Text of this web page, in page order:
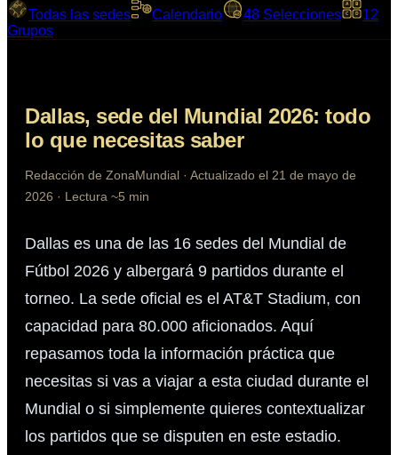
Todas las sedes Calendario 48 48 Selecciones
A
B
C
D
12
Grupos
Dallas, sede del Mundial 2026: todo
lo que necesitas saber
Redacción de ZonaMundial · Actualizado el 21 de mayo de
2026 · Lectura ~5 min
Dallas es una de las 16 sedes del Mundial de
Fútbol 2026 y albergará 9 partidos durante el
torneo. La sede oficial es el AT&T Stadium, con
capacidad para 80.000 aficionados. Aquí
repasamos toda la información práctica que
necesitas si vas a viajar a esta ciudad durante el
Mundial o si simplemente quieres contextualizar
los partidos que se disputen en este estadio.